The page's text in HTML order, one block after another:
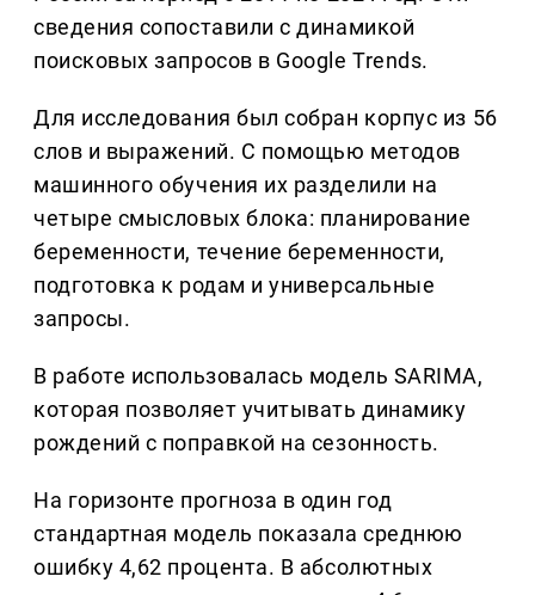
сведения сопоставили с динамикой
поисковых запросов в Google Trends.
Для исследования был собран корпус из 56
слов и выражений. С помощью методов
машинного обучения их разделили на
четыре смысловых блока: планирование
беременности, течение беременности,
подготовка к родам и универсальные
запросы.
В работе использовалась модель SARIMA,
которая позволяет учитывать динамику
рождений с поправкой на сезонность.
На горизонте прогноза в один год
стандартная модель показала среднюю
ошибку 4,62 процента. В абсолютных